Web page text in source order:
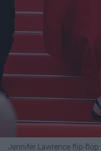
Jennifer Lawrence flip-